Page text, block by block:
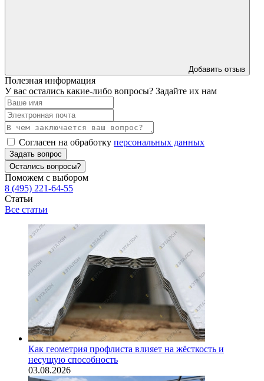
Добавить отзыв
Полезная информация
У вас остались какие-либо вопросы? Задайте их нам
Согласен на обработку персональных данных
Задать вопрос
Остались вопросы?
Поможем с выбором
8 (495) 221-64-55
Статьи
Все статьи
Как геометрия профлиста влияет на жёсткость и
несущую способность
03.08.2026